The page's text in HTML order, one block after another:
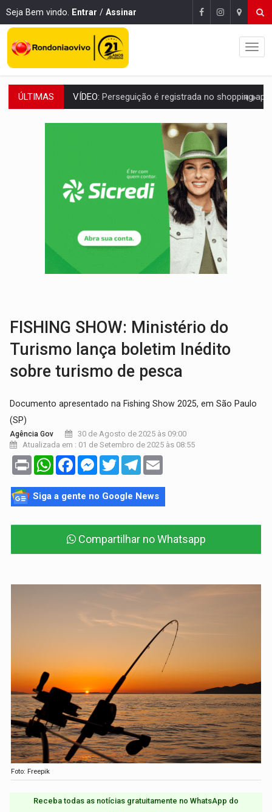
Seja Bem vindo. Entrar / Assinar
ÚLTIMAS LUDOPATIA:Apostas online começam a afetar produtividade e rotina
REFLORESTAMENTO:Plantar árvores não será mais suficiente para
Cientistas alertam para possível base secreta no satélite
ACABOU COM PEUGEOT:Incêndio destrói carro que era rebocado para oficina
VÍDEO:Ladrão é filmado furtando moto na frente do bar
Iniciativa Amazônia+10 lança chamada para fortalecer
MATERIAL:Brasil tem grandes reservas de urânio, mas produz pouco e
VÍDEO: Armado com machado, homem ameaça matar sobrinha grávida e
FISHING SHOW: Ministério do
Turismo lança boletim Inédito
sobre turismo de pesca
Documento apresentado na Fishing Show 2025, em São Paulo
(SP)
Agência Gov
30 de Agosto de 2025 às 09:00
Atualizada em : 01 de Setembro de 2025 às 08:55
Print WhatsAppFacebookMessenger
TwitterTelegram
Siga a gente no Google News
Compartilhar no Whatsapp
Foto: Freepik
Receba todas as notícias gratuitamente no WhatsApp do